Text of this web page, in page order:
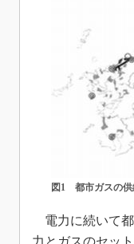
図1 都市ガスの供
電力に続いて都
力とガスのセッ